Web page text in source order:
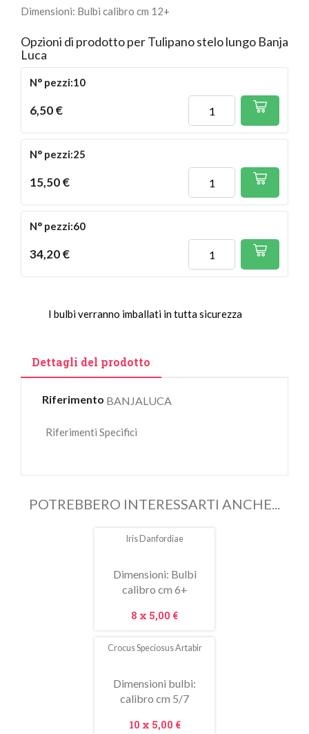
Dimensioni: Bulbi calibro cm 12+
Opzioni di prodotto per Tulipano stelo lungo Banja
Luca
N° pezzi:10
6,50 €
N° pezzi:25
15,50 €
N° pezzi:60
34,20 €
I bulbi verranno imballati in tutta sicurezza
Dettagli del prodotto
Riferimento BANJALUCA
Riferimenti Specifici
POTREBBERO INTERESSARTI ANCHE...
Iris Danfordiae
Dimensioni: Bulbi
calibro cm 6+
Prezzo
8 x 5,00 €
Crocus Speciosus Artabir
Dimensioni bulbi:
calibro cm 5/7
Prezzo
10 x 5,00 €